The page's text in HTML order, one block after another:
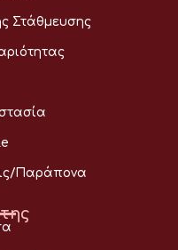
Στάθμευσης
Παράπονα